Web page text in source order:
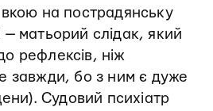
на пострадянську
— матьорий слідак, який
рефлексів, ніж
завжди, бо з ним є дуже
Судовий психіатр